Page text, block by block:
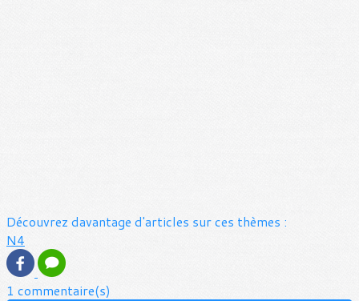
Découvrez davantage d'articles sur ces thèmes :
N4
1 commentaire(s)